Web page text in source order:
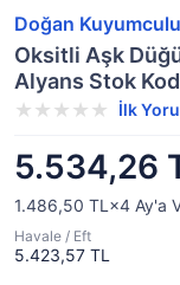
Doğan
Oksitli Aşk
Alyans Stok
İlk
5.534,26
1.486,50 TL×4 Ay'a
Havale / Eft
5.423,57 TL